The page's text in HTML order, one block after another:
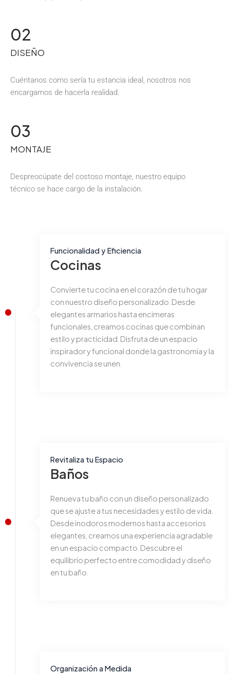
02
DISEÑO
Cuéntanos como sería tu estancia ideal, nosotros nos
encargamos de hacerla realidad.
03
MONTAJE
Despreocúpate del costoso montaje, nuestro equipo
técnico se hace cargo de la instalación.
Funcionalidad y Eficiencia
Cocinas
Convierte tu cocina en el corazón de tu hogar
con nuestro diseño personalizado. Desde
elegantes armarios hasta encimeras
funcionales, creamos cocinas que combinan
estilo y practicidad. Disfruta de un espacio
inspirador y funcional donde la gastronomía y la
convivencia se unen.
Revitaliza tu Espacio
Baños
Renueva tu baño con un diseño personalizado
que se ajuste a tus necesidades y estilo de vida.
Desde inodoros modernos hasta accesorios
elegantes, creamos una experiencia agradable
en un espacio compacto. Descubre el
equilibrio perfecto entre comodidad y diseño
en tu baño.
Organización a Medida